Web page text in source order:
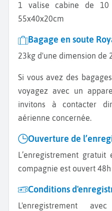
1 valise cabine de 10 kg d’une dimension de
55x40x20cm
Bagage en soute
23kg d'une dimension de
Si vous avez des bagages hors gabarit, spéciaux ou
voyagez avec un
invitons à contacter
aérienne concernée.
Ouverture de
L’enregistrement gratuit en ligne sur le site de la
compagnie est ouvert
Conditions
L'enregistrement avec l'édition des cartes